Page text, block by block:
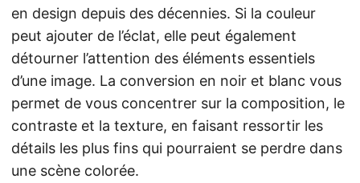
en design depuis des décennies. Si la couleur
peut ajouter de l’éclat, elle peut également
détourner l’attention des éléments essentiels
d’une image. La conversion en noir et blanc vous
permet de vous concentrer sur la composition, le
contraste et la texture, en faisant ressortir les
détails les plus fins qui pourraient se perdre dans
une scène colorée.